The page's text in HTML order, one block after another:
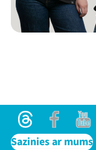
ThreadsFacebook
Sazinies ar mums